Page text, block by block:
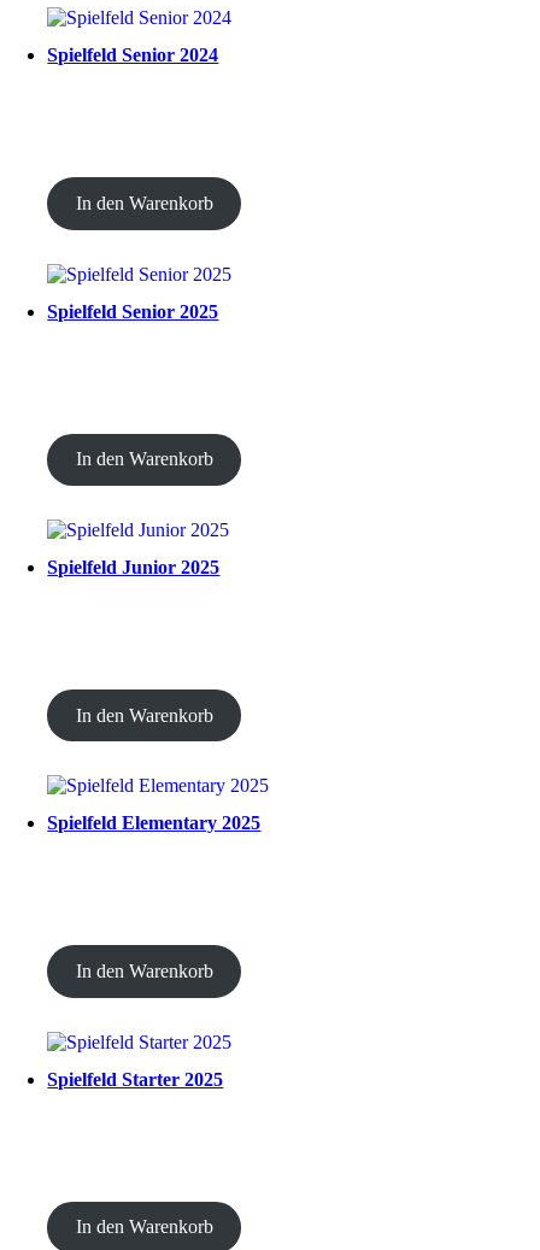
Spielfeld Senior 2024
In den Warenkorb
Spielfeld Senior 2025
In den Warenkorb
Spielfeld Junior 2025
In den Warenkorb
Spielfeld Elementary 2025
In den Warenkorb
Spielfeld Starter 2025
In den Warenkorb